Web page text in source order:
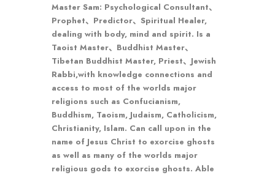
Master Sam: Psychological Consultant、
Prophet、Predictor、Spiritual Healer,
dealing with body, mind and spirit. Is a
Taoist Master、Buddhist Master、
Tibetan Buddhist Master, Priest、Jewish
Rabbi,with knowledge connections and
access to most of the worlds major
religions such as Confucianism,
Buddhism, Taoism, Judaism, Catholicism,
Christianity, Islam. Can call upon in the
name of Jesus Christ to exorcise ghosts
as well as many of the worlds major
religious gods to exorcise ghosts. Able